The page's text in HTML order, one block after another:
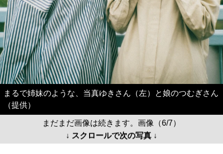
まるで姉妹のような、当真ゆきさん（左）と娘のつむぎさん
（提供）
まだまだ画像は続きます。画像（6/7）
↓ スクロールで次の写真 ↓